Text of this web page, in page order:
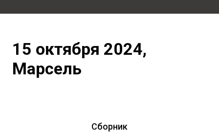
15 октября 2024,
Марсель
Сборник